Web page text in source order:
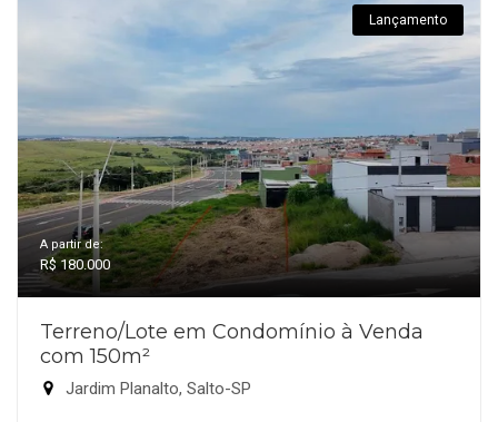
Lançamento
A partir de:
R$ 180.000
Terreno/Lote em Condomínio à Venda
com 150m²
Jardim Planalto, Salto-SP